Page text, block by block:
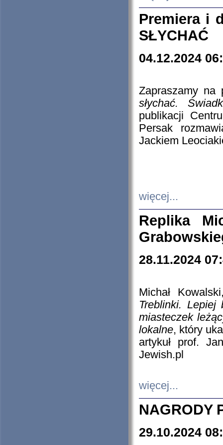
Premiera i
SŁYCHAĆ
04.12.2024
Zapraszamy
słychać.
publikacji
Persak
Jackiem
więcej...
Replika
28.11.2024
Michał
Treblinki. Lepiej
miasteczek
lokalne, który
artykuł prof.
Jewish.pl
więcej...
NAGRODY
29.10.2024